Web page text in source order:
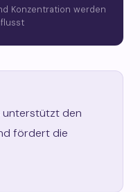
Konzentration werden
den
fördert die